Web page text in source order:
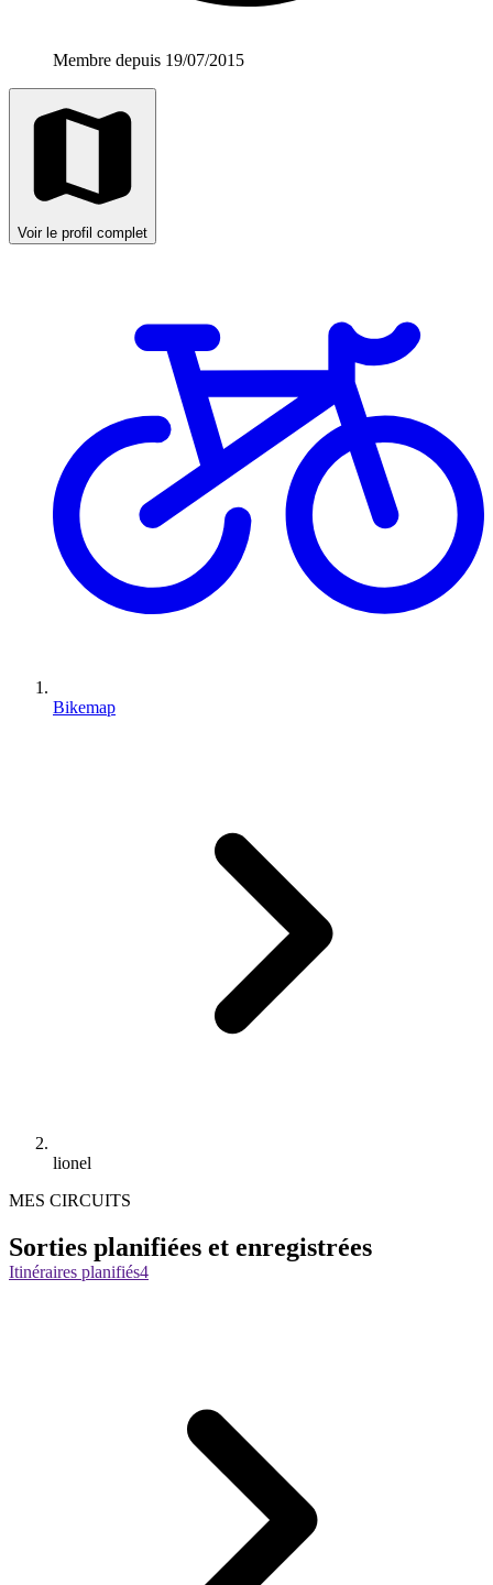
Membre depuis 19/07/2015
Voir le profil complet
Bikemap
lionel
MES CIRCUITS
Sorties planifiées et enregistrées
Itinéraires planifiés4